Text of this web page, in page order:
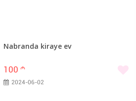
Nabranda kiraye ev
100 m
2024-06-02